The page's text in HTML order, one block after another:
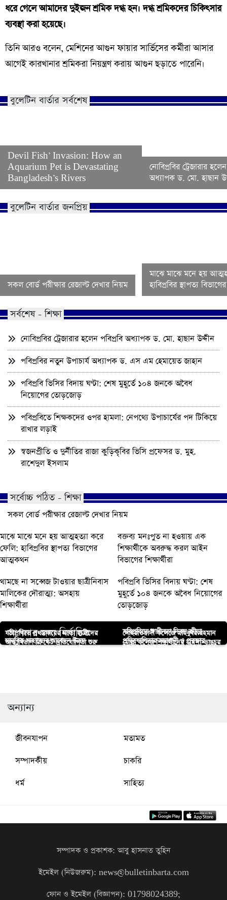
ধরে গেলে আমাদের দুইজন শ্রমিক দগ্ধ হন। দগ্ধ শ্রমিকদের চিকিৎসার
ব্যবস্থা করা হয়েছে।
তিনি আরও বলেন, মেশিনের আগুন ফায়ার সার্ভিসের কর্মীরা আসার
আগেই কারখানার শ্রমিকরা নিয়ন্ত্রণ করায় আগুন ছড়াতে পারেনি।
বুলেটিন বার্তার সর্বশেষ
Devil Fish’ Invasion: How an
Aquarium Pet is Devastating
Bangladesh’s Rivers
নোবিপ্রবির ট্রেজারার
অধ্যাপক ড. মো. হাছান
বুলেটিন বার্তার জনপ্রিয়
সকল বোর্ড পরীক্ষার রেজাল্ট দেখার নিয়ম
মাঝে মাঝে মনে হয়
হাবিপ্রবির স্থাপত্য
সর্বশেষ - শিক্ষা
নোবিপ্রবির ট্রেজারার হলেন পবিপ্রবি অধ্যাপক ড. মো. হাছান উদ্দীন
পবিপ্রবির নতুন উপাচার্য অধ্যাপক ড. এস এম হেমায়েত জাহান
পবিপ্রবি ভিসির বিদায় ঘণ্টা: শেষ মুহূর্তে ১০৪ জনকে অবৈধ
নিয়োগের তোড়জোড়
পবিপ্রবিতে শিক্ষকদের ওপর হামলা: নেপথ্যে উপাচার্যের পদ টিকিয়ে
রাখার লড়াই
স্বজনপ্রীতি ও দুর্নীতির রাজা কুড়িকৃবির ভিসি প্রফেসর ড. মুহ.
রাশেদুল ইসলাম
সর্বোচ্চ পঠিত - শিক্ষা
সকল বোর্ড পরীক্ষার রেজাল্ট দেখার নিয়ম
মাঝে মাঝে মনে হয় আত্মহত্যা করে
ফেলি: হাবিপ্রবির স্থাপত্য বিভাগের
আত্মকথন
বক্তব্য মনঃপুত না হওয়ায় এক
শিক্ষার্থীকে অবরুদ্ধ করল আইন
বিভাগের শিক্ষার্থীরা
থামছে না সব্বেজ টাওয়ার ছাত্রীনিবাস
মালিকের দৌরাত্ম্য: অসহায়
শিক্ষার্থীরা
পবিপ্রবি ভিসির বিদায় ঘণ্টা: শেষ
মুহূর্তে ১০৪ জনকে অবৈধ নিয়োগের
তোড়জোড়
আপনার জন্য নির্বাচিত
যবিপ্রবিতে প্রথমবারের মতো ছাত্রীদের
আন্তঃবিভাগ ক্রিকেট প্রতিযোগিতা শুরু
সোহরাওয়ার্দী কলেজে মাহবুবর রহমান
মোল্লা কলেজ শিক্ষার্থীদের হামলা-ভাঙচুর
মানবিক সাহায্যের আবেদন উত্তম
যবিপ্রবিতে স্বাধীনতা দিবস ক্রীড়া
প্রতিযোগিতার সমাপনী ও পুরস্কার
বাকৃবিতে বাংলাদেশ বেতারের উদ্যোগে
নারায়ণগঞ্জের সিদ্ধিরগঞ্জে কারখানায়
হযরত মখদুম শাহ দৌলা দারুল খুলদ
অন্যান্য
জীবনযাপন
মতামত
সম্পাদকীয়
চাকরি
ধর্ম
সাহিত্য
সম্পাদক ও প্রকাশক: আবু হাসনাত তুহিন
ইমেইল (নিউজরুম): news@bulletinbarta.com
ফোন ও ইমেইল (বিজ্ঞাপন): 01798024389;